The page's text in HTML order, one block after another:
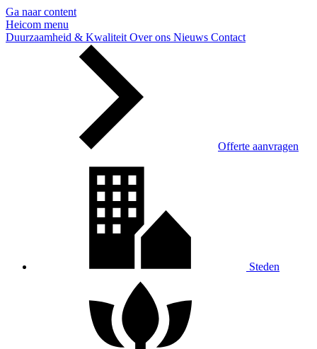
Ga naar content
Heicom menu
Duurzaamheid & Kwaliteit Over ons Nieuws Contact
Offerte aanvragen
Steden